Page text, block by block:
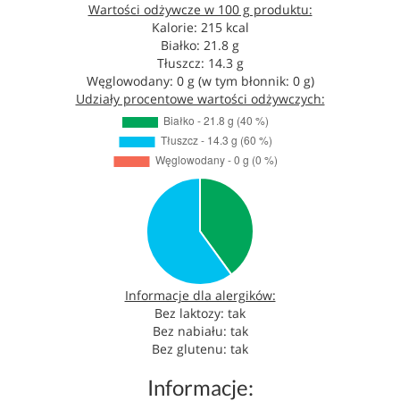
Wartości odżywcze w 100 g produktu:
Kalorie: 215 kcal
Białko: 21.8 g
Tłuszcz: 14.3 g
Węglowodany: 0 g (w tym błonnik: 0 g)
Udziały procentowe wartości odżywczych:
Informacje dla alergików:
Bez laktozy: tak
Bez nabiału: tak
Bez glutenu: tak
Informacje: